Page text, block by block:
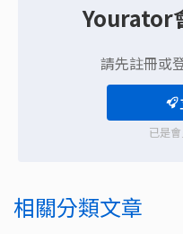
Yourator
請先註冊或
已是
相關分類文章